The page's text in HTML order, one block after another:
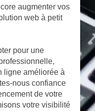
augmenter vos
web à petit
pour une
ligne améliorée à
nous confiance
de votre
votre visibilité